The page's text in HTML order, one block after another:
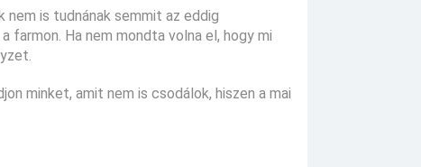
is tudnának semmit az eddig
Ha nem mondta volna el, hogy mi
minket, amit nem is csodálok, hiszen a mai